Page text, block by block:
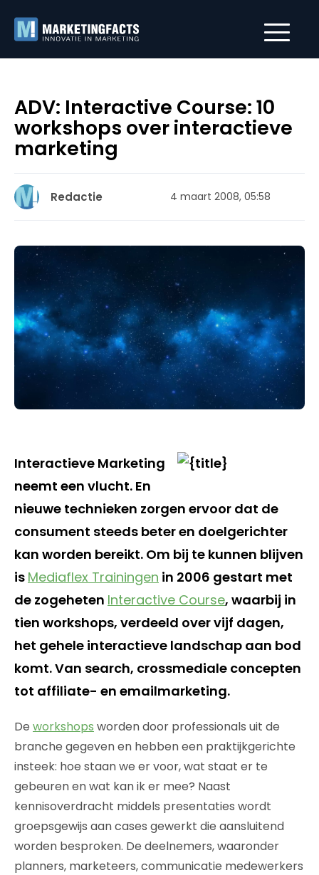
ADV: Interactive Course: 10
workshops over interactieve
marketing
Redactie 4 maart 2008, 05:58
Interactieve Marketing
neemt een vlucht. En
nieuwe technieken zorgen ervoor dat de
consument steeds beter en doelgerichter
kan worden bereikt. Om bij te kunnen blijven
is Mediaflex Trainingen in 2006 gestart met
de zogeheten Interactive Course, waarbij in
tien workshops, verdeeld over vijf dagen,
het gehele interactieve landschap aan bod
komt. Van search, crossmediale concepten
tot affiliate- en emailmarketing.
De workshops worden door professionals uit de
branche gegeven en hebben een praktijkgerichte
insteek: hoe staan we er voor, wat staat er te
gebeuren en wat kan ik er mee? Naast
kennisoverdracht middels presentaties wordt
groepsgewijs aan cases gewerkt die aansluitend
worden besproken. De deelnemers, waaronder
planners, marketeers, communicatie medewerkers